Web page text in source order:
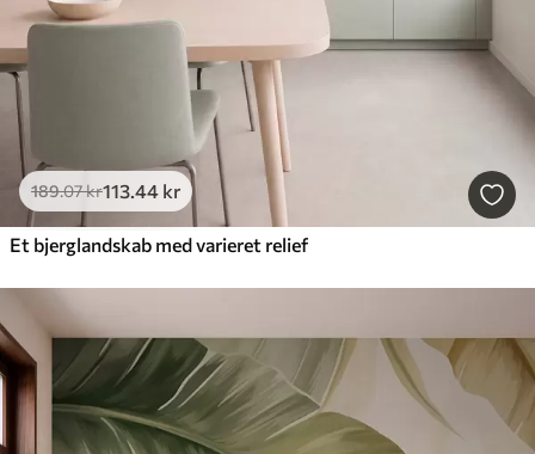
189.07kr113.44 kr
Et bjerglandskab med varieret relief